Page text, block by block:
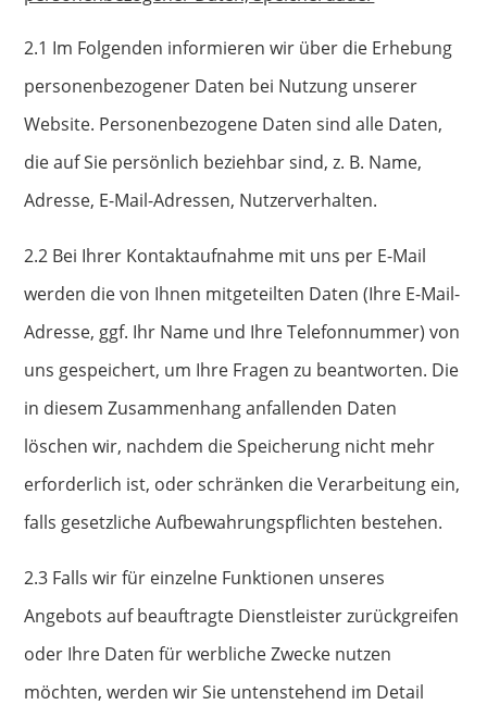
2.1 Im Folgenden informieren wir über die Erhebung
personenbezogener Daten bei Nutzung unserer
Website. Personenbezogene Daten sind alle Daten,
die auf Sie persönlich beziehbar sind, z. B. Name,
Adresse, E-Mail-Adressen, Nutzerverhalten.
2.2 Bei Ihrer Kontaktaufnahme mit uns per E-Mail
werden die von Ihnen mitgeteilten Daten (Ihre E-Mail-
Adresse, ggf. Ihr Name und Ihre Telefonnummer) von
uns gespeichert, um Ihre Fragen zu beantworten. Die
in diesem Zusammenhang anfallenden Daten
löschen wir, nachdem die Speicherung nicht mehr
erforderlich ist, oder schränken die Verarbeitung ein,
falls gesetzliche Aufbewahrungspflichten bestehen.
2.3 Falls wir für einzelne Funktionen unseres
Angebots auf beauftragte Dienstleister zurückgreifen
oder Ihre Daten für werbliche Zwecke nutzen
möchten, werden wir Sie untenstehend im Detail